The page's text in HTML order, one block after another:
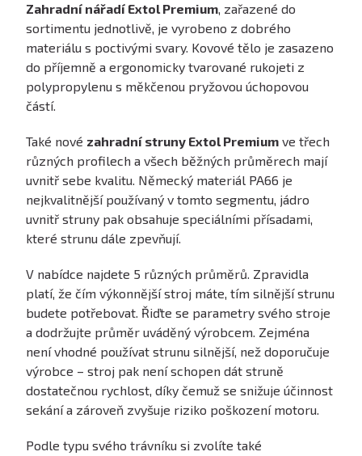
Zahradní nářadí Extol Premium, zařazené do
sortimentu jednotlivě, je vyrobeno z dobrého
materiálu s poctivými svary. Kovové tělo je zasazeno
do příjemně a ergonomicky tvarované rukojeti z
polypropylenu s měkčenou pryžovou úchopovou
částí.
Také nové zahradní struny Extol Premium ve třech
různých profilech a všech běžných průměrech mají
uvnitř sebe kvalitu. Německý materiál PA66 je
nejkvalitnější používaný v tomto segmentu, jádro
uvnitř struny pak obsahuje speciálními přísadami,
které strunu dále zpevňují.
V nabídce najdete 5 různých průměrů. Zpravidla
platí, že čím výkonnější stroj máte, tím silnější strunu
budete potřebovat. Řiďte se parametry svého stroje
a dodržujte průměr uváděný výrobcem. Zejména
není vhodné používat strunu silnější, než doporučuje
výrobce – stroj pak není schopen dát struně
dostatečnou rychlost, díky čemuž se snižuje účinnost
sekání a zároveň zvyšuje riziko poškození motoru.
Podle typu svého trávníku si zvolíte také